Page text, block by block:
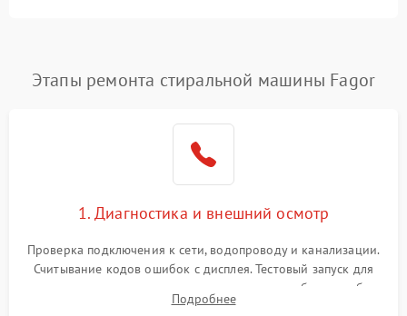
Замена платы управления Подробнее →
Этапы ремонта стиральной машины Fagor
1. Диагностика и внешний осмотр
Проверка подключения к сети, водопроводу и канализации.
Считывание кодов ошибок с дисплея. Тестовый запуск для
выявления посторонних шумов, протечек или сбоев в работе
электронного модуля управления.
Подробнее